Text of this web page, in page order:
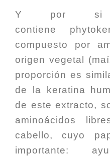
Y por si
contiene
compuesto por
origen vegetal
proporción es
de la keratina
de este extracto,
aminoácidos
cabello, cuyo
importante: